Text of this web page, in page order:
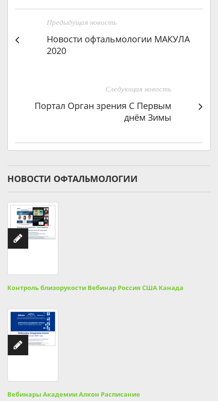
Предыдущая новость
Новости офтальмологии МАКУЛА
2020
Следующая новость
Портал Орган зрения С Первым
днём Зимы
НОВОСТИ ОФТАЛЬМОЛОГИИ
Контроль близорукости Вебинар Россия США Канада
Вебинары Академии Алкон Расписание